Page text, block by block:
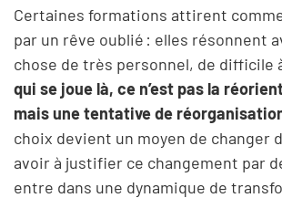
Certaines formations attirent
par un rêve oublié : elles résonnent
chose de très personnel, de difficile
qui se joue là, ce n’est pas la
mais une tentative de
choix devient un moyen de changer
avoir à justifier ce changement par
entre dans une dynamique de